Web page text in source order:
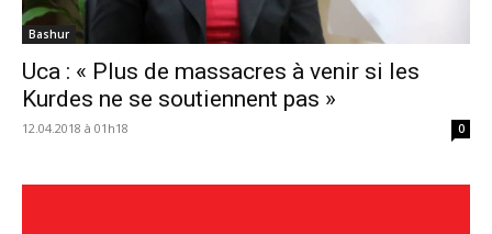
Bashur
Uca : « Plus de massacres à venir si les
Kurdes ne se soutiennent pas »
12.04.2018 à 01h18 0